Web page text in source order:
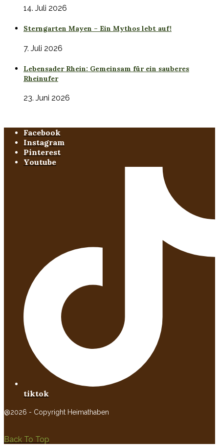
14. Juli 2026
Sterngarten Mayen – Ein Mythos lebt auf!
7. Juli 2026
Lebensader Rhein: Gemeinsam für ein sauberes
Rheinufer
23. Juni 2026
Facebook
Instagram
Pinterest
Youtube
tiktok
@2026 - Copyright Heimathaben
Back To Top